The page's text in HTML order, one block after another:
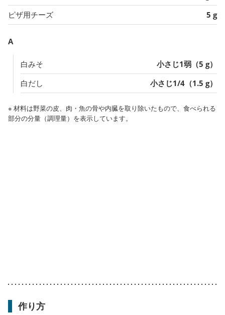
ピザ用チーズ
5 g
A
白みそ
小さじ1弱（5 g）
白だし
小さじ1/4（1.5 g）
※ 材料は野菜の皮、肉・魚の骨や内臓を取り除いたもので、食べられる
部分の分量（調理量）を表示しています。
作り方